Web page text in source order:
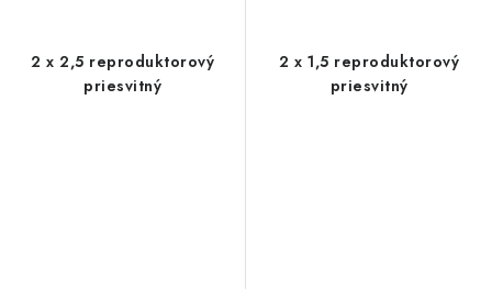
2 x 2,5 reproduktorový
priesvitný
2 x 1,5 reproduktorový
priesvitný